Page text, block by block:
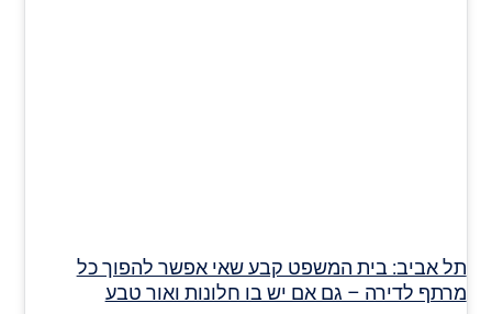
תל אביב: בית המשפט קבע שאי אפשר להפוך כל
מרתף לדירה – גם אם יש בו חלונות ואור טבע